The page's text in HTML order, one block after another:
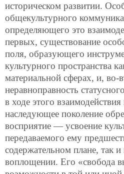
историческом развитии.
общекультурного
определяющего это
первых, существование
поля, образующего
культурного пространства
материальной сферах, и,
неравноправность
в ходе этого
наследующее поколение
восприятие — усвоение
передаваемого ему
содержательном плане, так
воплощении. Его «свобода